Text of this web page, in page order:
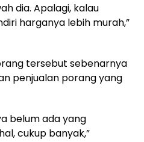
dia. Apalagi, kalau
harganya lebih murah,”
tersebut sebenarnya
penjualan porang yang
belum ada yang
cukup banyak,”